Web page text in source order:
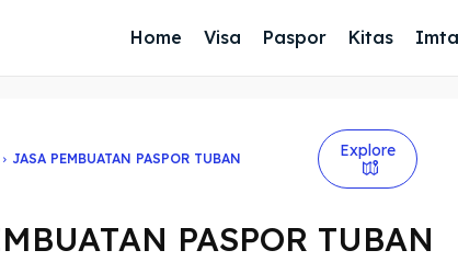
Home Visa Paspor Kitas Imta
JASA PEMBUATAN PASPOR TUBAN Explore
PASPOR TUBAN